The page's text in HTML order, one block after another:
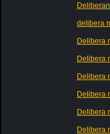
delibera
Delibera
Delibera
Delibera
Delibera
Delibera
Delibera